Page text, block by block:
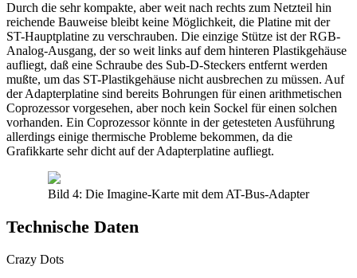
Durch die sehr kompakte, aber weit nach rechts zum Netzteil hin
reichende Bauweise bleibt keine Möglichkeit, die Platine mit der
ST-Hauptplatine zu verschrauben. Die einzige Stütze ist der RGB-
Analog-Ausgang, der so weit links auf dem hinteren Plastikgehäuse
aufliegt, daß eine Schraube des Sub-D-Steckers entfernt werden
mußte, um das ST-Plastikgehäuse nicht ausbrechen zu müssen. Auf
der Adapterplatine sind bereits Bohrungen für einen arithmetischen
Coprozessor vorgesehen, aber noch kein Sockel für einen solchen
vorhanden. Ein Coprozessor könnte in der getesteten Ausführung
allerdings einige thermische Probleme bekommen, da die
Grafikkarte sehr dicht auf der Adapterplatine aufliegt.
Bild 4: Die Imagine-Karte mit dem AT-Bus-Adapter
Technische Daten
Crazy Dots